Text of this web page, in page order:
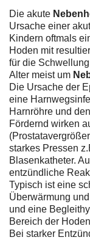
Die akute
Ursache einer
Kindern oftmals
Hoden mit
für die
Alter meist um
Die Ursache der
eine
Harnröhre und
Fördernd wirken
starkes Pressen
Blasenkatheter.
entzündliche
Typisch ist eine
Überwärmung
und eine
Bereich der
Bei starker